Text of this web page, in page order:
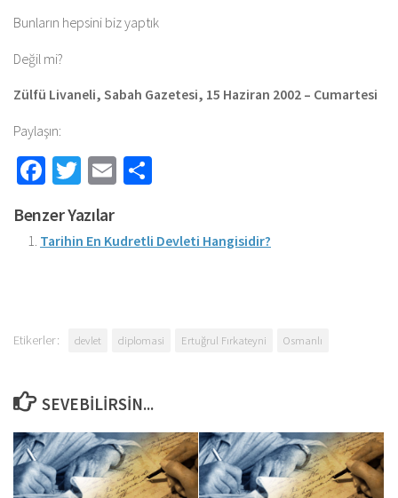
Bunların hepsini biz yaptık
Değil mi?
Zülfü Livaneli, Sabah Gazetesi, 15 Haziran 2002 – Cumartesi
Paylaşın:
Facebook
Twitter
Email
Benzer Yazılar
Tarihin En Kudretli Devleti Hangisidir?
Etikerler: devlet diplomasi Ertuğrul Fırkateyni Osmanlı
SEVEBILIRSIN...